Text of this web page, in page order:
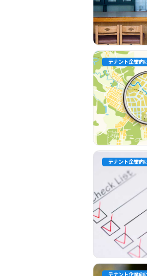
テナント企業向
テナント企業向
テナント企業向